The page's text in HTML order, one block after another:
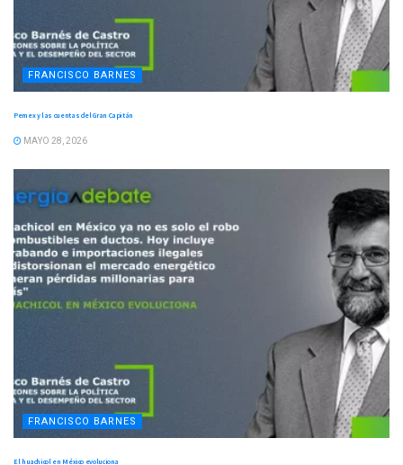
FRANCISCO BARNES
Pemex y las cuentas del Gran Capitán
MAYO 28, 2026
FRANCISCO BARNES
El huachicol en México evoluciona